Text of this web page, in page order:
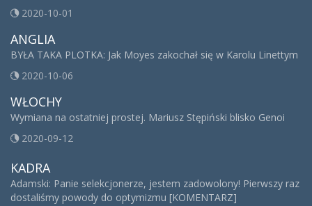
2020-10-01
ANGLIA
BYŁA TAKA PLOTKA: Jak Moyes zakochał się w Karolu Linettym
2020-10-06
WŁOCHY
Wymiana na ostatniej prostej. Mariusz Stępiński blisko Genoi
2020-09-12
KADRA
Adamski: Panie selekcjonerze, jestem zadowolony! Pierwszy raz
dostaliśmy powody do optymizmu [KOMENTARZ]